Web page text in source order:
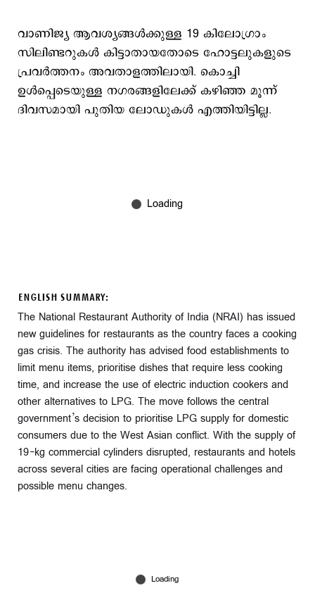
വാണിജ്യ ആവശ്യങ്ങൾക്കുള്ള 19 കിലോഗ്രാം
സിലിണ്ടറുകൾ കിട്ടാതായതോടെ ഹോട്ടലുകളുടെ
പ്രവർത്തനം അവതാളത്തിലായി. കൊച്ചി
ഉൾപ്പെടെയുള്ള നഗരങ്ങളിലേക്ക് കഴിഞ്ഞ മൂന്ന്
ദിവസമായി പുതിയ ലോഡുകൾ എത്തിയിട്ടില്ല.
ENGLISH SUMMARY:
The National Restaurant Authority of India (NRAI) has issued
new guidelines for restaurants as the country faces a cooking
gas crisis. The authority has advised food establishments to
limit menu items, prioritise dishes that require less cooking
time, and increase the use of electric induction cookers and
other alternatives to LPG. The move follows the central
government’s decision to prioritise LPG supply for domestic
consumers due to the West Asian conflict. With the supply of
19-kg commercial cylinders disrupted, restaurants and hotels
across several cities are facing operational challenges and
possible menu changes.